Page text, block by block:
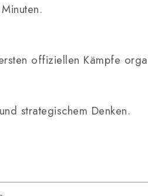
offiziellen Kämpfe
strategischem Denken.